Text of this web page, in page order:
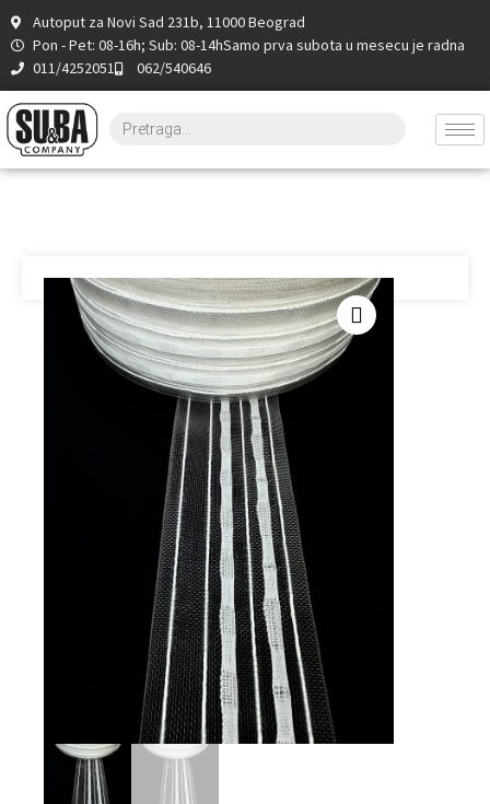
Autoput za Novi Sad 231b, 11000 Beograd
Pon - Pet: 08-16h; Sub: 08-14hSamo prva subota u mesecu je radna
011/4252051
062/540646